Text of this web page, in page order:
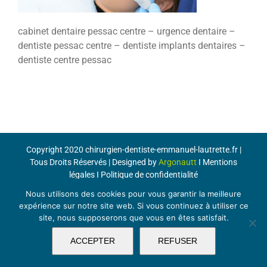
cabinet dentaire pessac centre – urgence dentaire –
dentiste pessac centre – dentiste implants dentaires –
dentiste centre pessac
Copyright 2020 chirurgien-dentiste-emmanuel-lautrette.fr |
Tous Droits Réservés | Designed byArgonautt I Mentions
légales I Politique de confidentialité
Nous utilisons des cookies pour vous garantir la meilleure
expérience sur notre site web. Si vous continuez à utiliser ce
site, nous supposerons que vous en êtes satisfait.
ACCEPTER REFUSER